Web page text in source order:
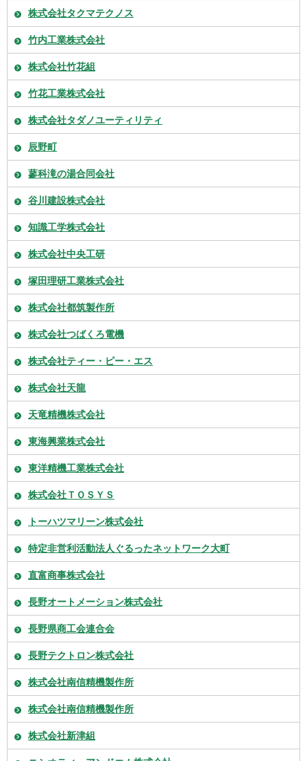
株式会社タクマテクノス
竹内工業株式会社
株式会社竹花組
竹花工業株式会社
株式会社タダノユーティリティ
辰野町
蓼科滝の湯合同会社
谷川建設株式会社
知識工学株式会社
株式会社中央工研
塚田理研工業株式会社
株式会社都筑製作所
株式会社つばくろ電機
株式会社ティー・ピー・エス
株式会社天龍
天竜精機株式会社
東海興業株式会社
東洋精機工業株式会社
株式会社ＴＯＳＹＳ
トーハツマリーン株式会社
特定非営利活動法人ぐるったネットワーク大町
直富商事株式会社
長野オートメーション株式会社
長野県商工会連合会
長野テクトロン株式会社
株式会社南信精機製作所
株式会社南信精機製作所
株式会社新津組